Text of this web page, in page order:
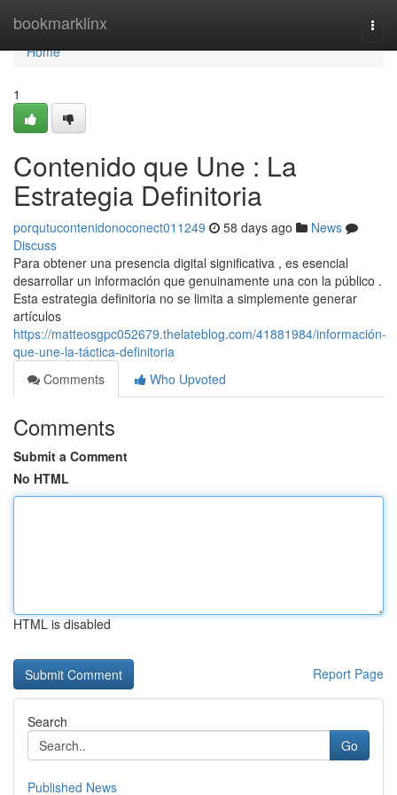
bookmarklinx
Home
Home
1
Contenido que Une : La
Estrategia Definitoria
porqutucontenidonoconect011249 58 days ago
News
Discuss
Para obtener una presencia digital significativa , es esencial
desarrollar un información que genuinamente una con la público .
Esta estrategia definitoria no se limita a simplemente generar
artículos
https://matteosgpc052679.thelateblog.com/41881984/información-
que-une-la-táctica-definitoria
Comments
Who Upvoted
Comments
Submit a Comment
No HTML
HTML is disabled
Report Page
Search
Go
Published News